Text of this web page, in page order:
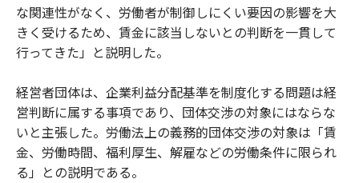
な関連性がなく、労働者が制御しにくい要因の影響を大
きく受けるため、賃金に該当しないとの判断を一貫して
行ってきた」と説明した。
経営者団体は、企業利益分配基準を制度化する問題は経
営判断に属する事項であり、団体交渉の対象にはならな
いと主張した。労働法上の義務的団体交渉の対象は「賃
金、労働時間、福利厚生、解雇などの労働条件に限られ
る」との説明である。